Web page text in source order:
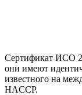
Сертификат ИСО
они имеют
известного на
HACCP.